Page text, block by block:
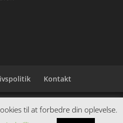
Kontakt
et bredt udvalg af
er et affiiliatesite, og nogle
til at forbedre din oplevelse.